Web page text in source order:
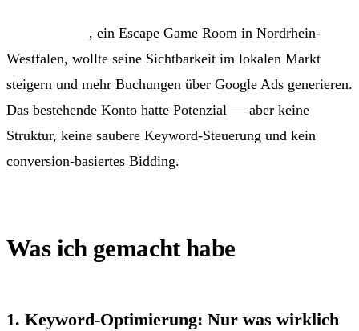
, ein Escape Game Room in Nordrhein-
Westfalen, wollte seine Sichtbarkeit im lokalen Markt
steigern und mehr Buchungen über Google Ads generieren.
Das bestehende Konto hatte Potenzial — aber keine
Struktur, keine saubere Keyword-Steuerung und kein
conversion-basiertes Bidding.
Was ich gemacht habe
1. Keyword-Optimierung: Nur was wirklich